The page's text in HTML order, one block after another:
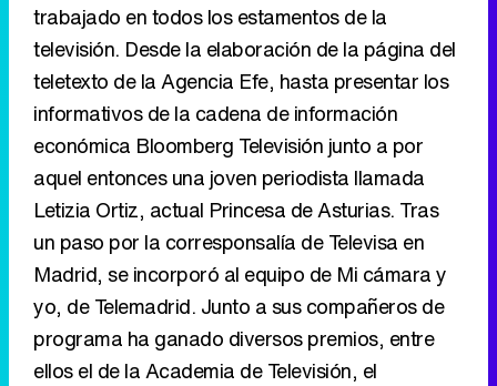
trabajado en todos los estamentos de la
televisión. Desde la elaboración de la página del
teletexto de la Agencia Efe, hasta presentar los
informativos de la cadena de información
económica Bloomberg Televisión junto a por
aquel entonces una joven periodista llamada
Letizia Ortiz, actual Princesa de Asturias. Tras
un paso por la corresponsalía de Televisa en
Madrid, se incorporó al equipo de Mi cámara y
yo, de Telemadrid. Junto a sus compañeros de
programa ha ganado diversos premios, entre
ellos el de la Academia de Televisión, el